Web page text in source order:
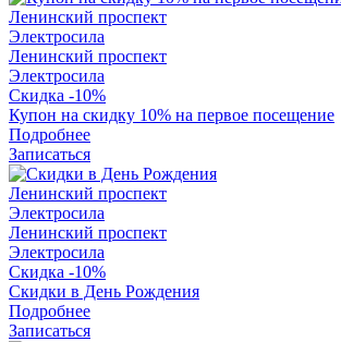
Ленинский проспект
Электросила
Ленинский проспект
Электросила
Скидка -10%
Купон на скидку 10% на первое посещение
Подробнее
Записаться
Ленинский проспект
Электросила
Ленинский проспект
Электросила
Скидка -10%
Скидки в День Рождения
Подробнее
Записаться